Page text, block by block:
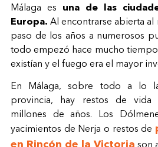
Málaga es una de las
Europa. Al encontrarse abierta al
paso de los años a numerosos
todo empezó hace mucho
existían y el fuego era el mayor
En Málaga, sobre todo a lo
provincia, hay restos de vida
millones de años. Los
yacimientos de Nerja o restos de
en Rincón de la Victoria son